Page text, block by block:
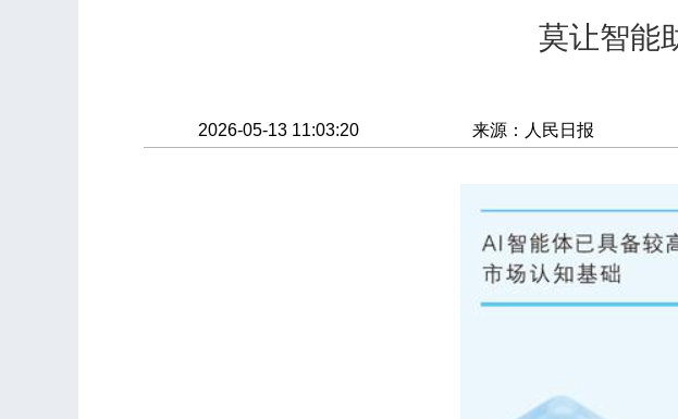
莫让智能
2026-05-13 11:03:20 来源：人民日报